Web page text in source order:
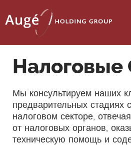
Мы консультируем наших
предварительных стадиях
налоговом секторе,
от налоговых органов,
техническую помощь и